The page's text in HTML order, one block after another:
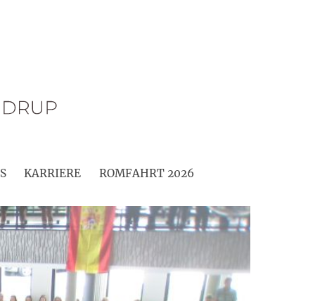
KARRIERE ROMFAHRT 2026